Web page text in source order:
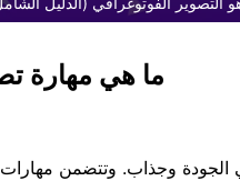
ما هي مهارة
الجودة وجذاب. وتتضمن مهارات